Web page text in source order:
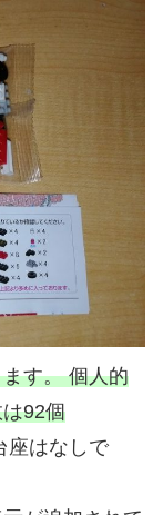
す。 個人的
92個
座はなしで